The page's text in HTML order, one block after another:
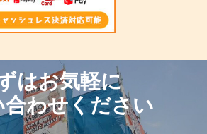
はお気軽に
合わせください